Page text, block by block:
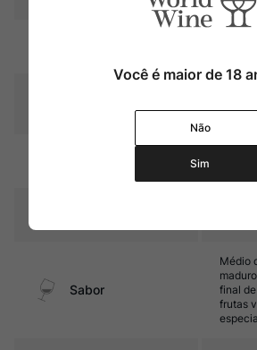
Sabor
Médio
final
frutas
Você é maior de 18
Não
Sim